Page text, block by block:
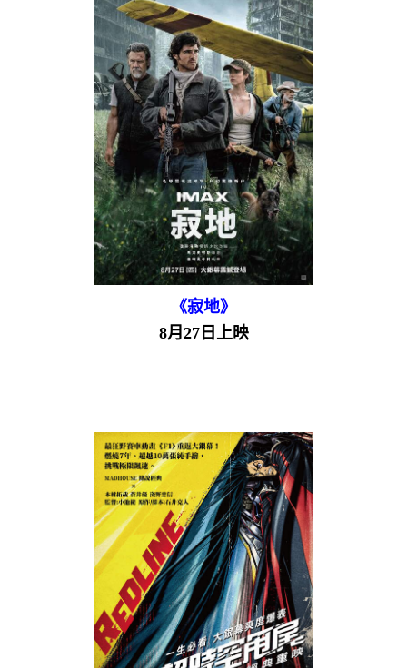
《寂地》
8月27日上映